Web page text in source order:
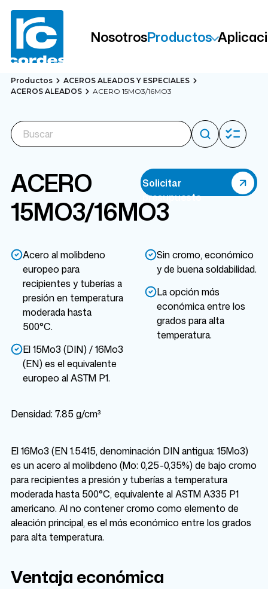
NosotrosProductos
Productos
ACEROS ALEADOS Y ESPECIALES
ACEROS ALEADOS
ACERO 15MO3/16MO3
ACERO
15MO3/16MO3
Acero al molibdeno
europeo para
recipientes y tuberías a
presión en temperatura
moderada hasta
500°C.
El 15Mo3 (DIN) / 16Mo3
(EN) es el equivalente
europeo al ASTM P1.
Sin cromo, económico
y de buena soldabilidad.
La opción más
económica entre los
grados para alta
temperatura.
Densidad: 7.85 g/cm³
Solicitar
presupuesto
El 16Mo3 (EN 1.5415, denominación DIN antigua: 15Mo3)
es un acero al molibdeno (Mo: 0,25-0,35%) de bajo cromo
para recipientes a presión y tuberías a temperatura
moderada hasta 500°C, equivalente al ASTM A335 P1
americano. Al no contener cromo como elemento de
aleación principal, es el más económico entre los grados
para alta temperatura.
Ventaja económica